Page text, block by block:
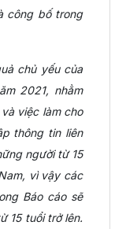
công bố trong
chủ yếu của
2021, nhằm
việc làm cho
thông tin liên
người từ 15
vì vậy các
Báo cáo sẽ
15 tuổi trở lên.